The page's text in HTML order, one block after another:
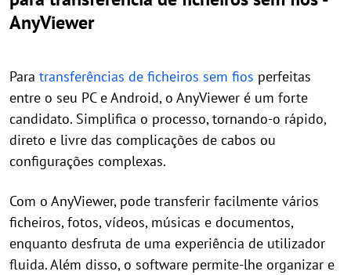
AnyViewer
Para transferências de ficheiros sem fios perfeitas
entre o seu PC e Android, o AnyViewer é um forte
candidato. Simplifica o processo, tornando-o rápido,
direto e livre das complicações de cabos ou
configurações complexas.
Com o AnyViewer, pode transferir facilmente vários
ficheiros, fotos, vídeos, músicas e documentos,
enquanto desfruta de uma experiência de utilizador
fluida. Além disso, o software permite-lhe organizar e